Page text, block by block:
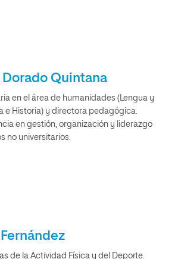
Dorado Quintana
en el área de humanidades (Lengua y
e Historia) y directora pedagógica.
en gestión, organización y liderazgo
no universitarios.
de la Actividad Física y del Deporte.